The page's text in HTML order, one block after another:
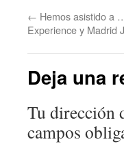
← Hemos asistido a
Experience y Madrid
Deja una
Tu dirección
campos